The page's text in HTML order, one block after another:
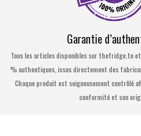
Garantie
Tous les articles disponibles sur thefridge.tn
% authentiques, issus directement des
Chaque produit est soigneusement contrôlé
conformité et son